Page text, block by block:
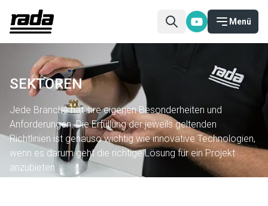
Menü
SEKTOREN
Jede Branche hat ihre eigenen Besonderheiten und
Anforderungen. Die Erfüllung der jeweils geltenden
Richtlinien ist genauso wichtig wie innovative Technologien,
wenn es darum geht die richtige Lösung für ein Projekt
anzubieten.